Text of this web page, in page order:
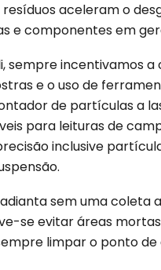
aceleram o
e componentes em
sempre incentivamos a
e o uso de
de partículas a
para leituras de
inclusive
sem uma coleta
se evitar áreas
limpar o ponto